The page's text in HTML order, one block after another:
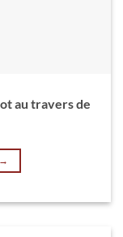
au travers de
→